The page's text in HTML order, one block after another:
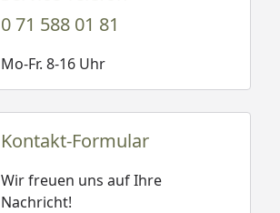
0 71 588 01 81
Mo-Fr. 8-16 Uhr
Kontakt-Formular
Wir freuen uns auf Ihre
Nachricht!